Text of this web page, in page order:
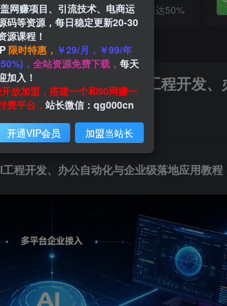
研究探讨一手信息差 推广返佣高达50%
台企业接入、Skill工程开发
程开发、办公自动化与企业级落地应用教程
网赚项目、引流技术、电商运
码等资源，每日稳定更新20-30
源课程！
限时特惠， ￥29/月，￥99/年
， 全站资源免费下载， 每天
加入！
放加盟，搭建一个和90网赚一
费平台， 站长微信：qg000cn
开通VIP会员 加盟当站长